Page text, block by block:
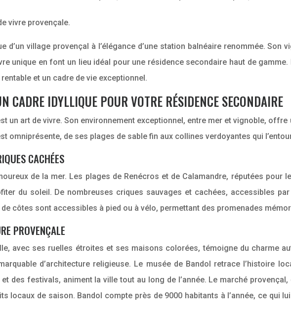
vivre provençale.
village provençal à l’élégance d’une station balnéaire renommée. Son
unique en font un lieu idéal pour une résidence secondaire haut de
et un cadre de vie exceptionnel.
IDYLLIQUE POUR VOTRE RÉSIDENCE SECONDAIRE
un art de vivre. Son environnement exceptionnel, entre mer et vignoble,
omniprésente, de ses plages de sable fin aux collines verdoyantes qui
CACHÉES
de la mer. Les plages de Renécros et de Calamandre, réputées pour
du soleil. De nombreuses criques sauvages et cachées, accessibles
côtes sont accessibles à pied ou à vélo, permettant des promenades
PROVENÇALE
avec ses ruelles étroites et ses maisons colorées, témoigne du charme
d’architecture religieuse. Le musée de Bandol retrace l’histoire
des festivals, animent la ville tout au long de l’année. Le marché
locaux de saison. Bandol compte près de 9000 habitants à l’année, ce qui